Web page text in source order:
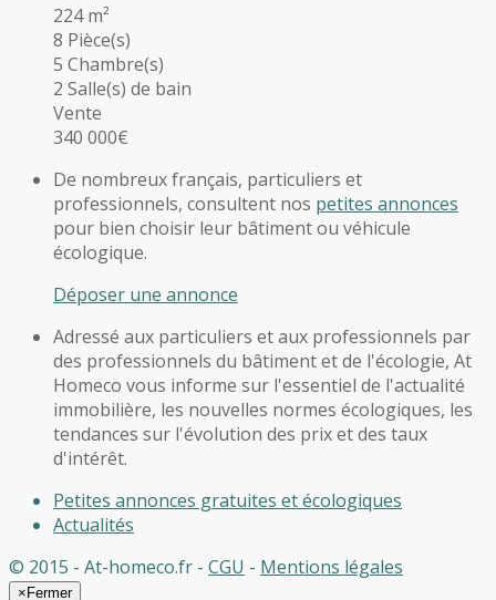
224 m²
8 Pièce(s)
5 Chambre(s)
2 Salle(s) de bain
Vente
340 000€
De nombreux français, particuliers et
professionnels, consultent nos petites annonces
pour bien choisir leur bâtiment ou véhicule
écologique.
Déposer une annonce
Adressé aux particuliers et aux professionnels par
des professionnels du bâtiment et de l'écologie, At
Homeco vous informe sur l'essentiel de l'actualité
immobilière, les nouvelles normes écologiques, les
tendances sur l'évolution des prix et des taux
d'intérêt.
Petites annonces gratuites et écologiques
Actualités
© 2015 - At-homeco.fr - CGU - Mentions légales
× Fermer